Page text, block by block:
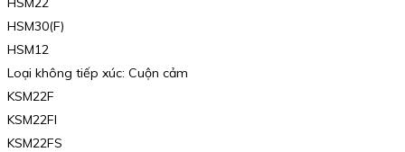
HSM30(F)
HSM12
Loại không tiếp xúc: Cuộn cảm
KSM22F
KSM22FI
KSM22FS